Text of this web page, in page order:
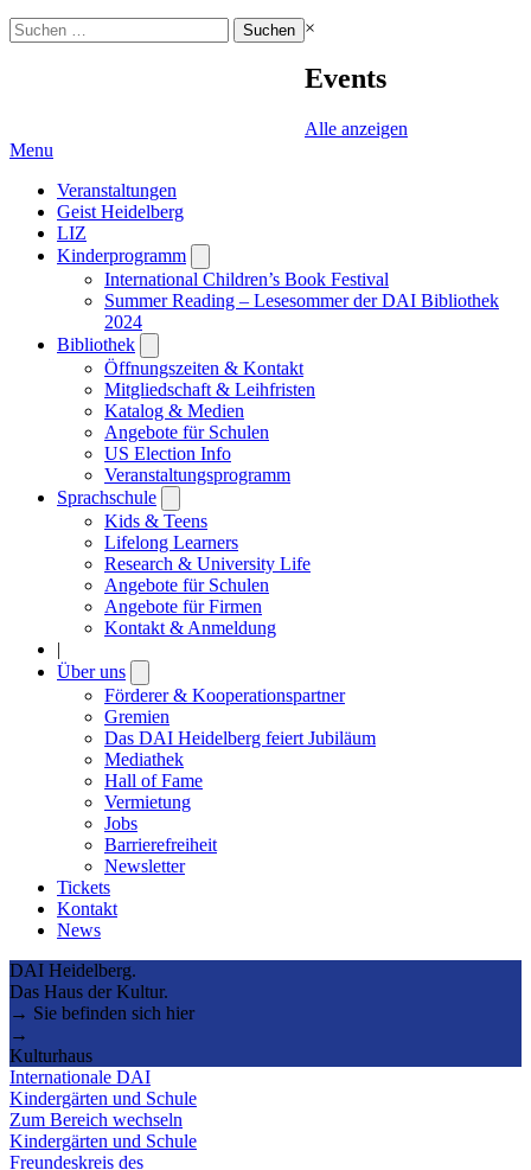
Suchen
nach:
×
Events
Alle anzeigen
Menu
Veranstaltungen
Geist Heidelberg
LIZ
Kinderprogramm
submenu
International Children’s Book Festival
Summer Reading – Lesesommer der DAI Bibliothek
2024
Bibliothek
submenu
Öffnungszeiten & Kontakt
Mitgliedschaft & Leihfristen
Katalog & Medien
Angebote für Schulen
US Election Info
Veranstaltungsprogramm
Sprachschule
submenu
Kids & Teens
Lifelong Learners
Research & University Life
Angebote für Schulen
Angebote für Firmen
Kontakt & Anmeldung
|
Über uns
submenu
Förderer & Kooperationspartner
Gremien
Das DAI Heidelberg feiert Jubiläum
Mediathek
Hall of Fame
Vermietung
Jobs
Barrierefreiheit
Newsletter
Tickets
Kontakt
News
DAI Heidelberg.
Das Haus der Kultur.
→ Sie befinden sich hier
→
Kulturhaus
Internationale DAI
Kindergärten und Schule
Zum Bereich wechseln
Kindergärten und Schule
Freundeskreis des